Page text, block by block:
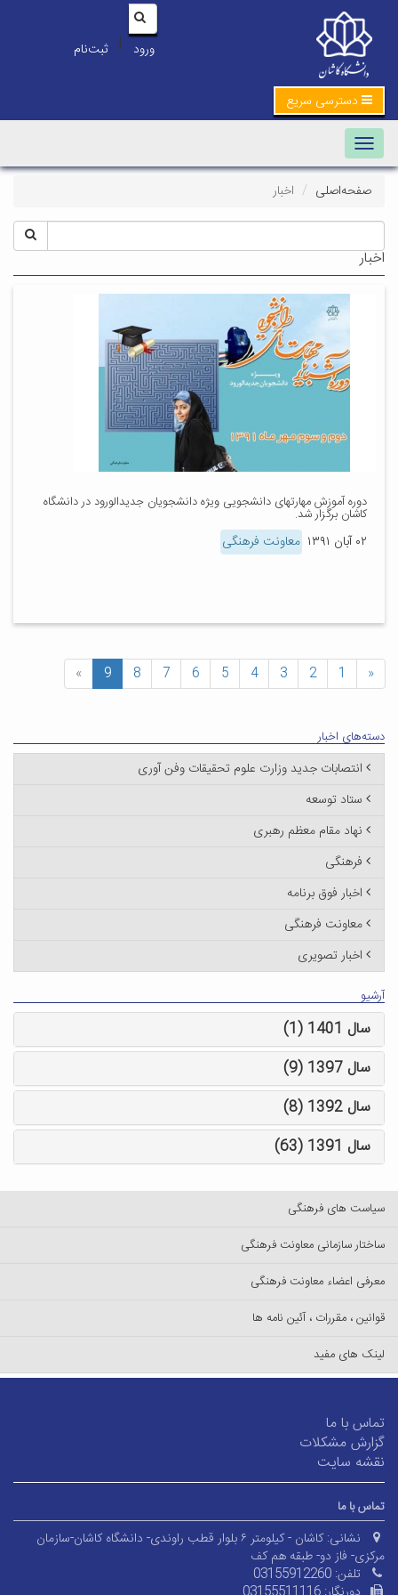
ورود | ثبت‌نام
دسترسی سریع
Toggle navigation
صفحه‌اصلی اخبار
اخبار
دوره آموزش مهارتهای دانشجویی ویژه دانشجویان جدیدالورود در دانشگاه
کاشان برگزار شد.
۰۲ آبان ۱۳۹۱ معاونت فرهنگی
«
1
2
3
4
5
6
7
8
9
»
دسته‌های اخبار
انتصابات جدید وزارت علوم تحقیقات وفن آوری
ستاد توسعه
نهاد مقام معظم رهبری
فرهنگی
اخبار فوق برنامه
معاونت فرهنگی
اخبار تصویری
آرشیو
سال 1401 (1)
سال 1397 (9)
سال 1392 (8)
سال 1391 (63)
سیاست های فرهنگی
ساختار سازمانی معاونت فرهنگی
معرفی اعضاء معاونت فرهنگی
قوانین ، مقررات ، آئین نامه ها
لینک های مفید
تماس با ما
گزارش مشکلات
نقشه سایت
تماس با ما
نشانی:
کاشان - کیلومتر ۶ بلوار قطب راوندی- دانشگاه کاشان-سازمان
مرکزی- فاز دو- طبقه هم کف
تلفن: 03155912260